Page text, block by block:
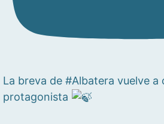
La breva de #Albatera vuelve
protagonista